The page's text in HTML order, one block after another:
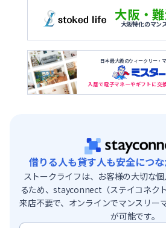
大阪・
大阪特化のマン
日本最大級のウィークリー・
入居で電子マネーやギフトに交
借りる人も貸す人も安全につ
ストークライフは、お客様の大切な
るため、stayconnect（ステイコネク
来店不要で、オンラインでマンスリー
が可能です。